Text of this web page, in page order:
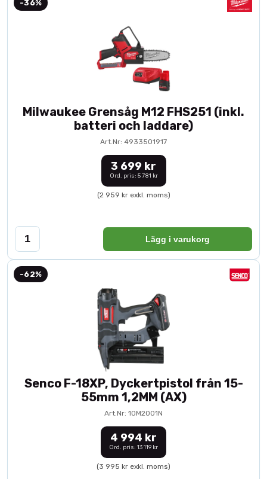
-36%
Milwaukee Grensåg M12 FHS251 (inkl.
batteri och laddare)
Art.Nr: 4933501917
3 699 kr
Ord. pris: 5 781 kr
(2 959 kr exkl. moms)
Lägg i varukorg
-62%
Senco F-18XP, Dyckertpistol från 15-
55mm 1,2MM (AX)
Art.Nr: 10M2001N
4 994 kr
Ord. pris: 13 119 kr
(3 995 kr exkl. moms)